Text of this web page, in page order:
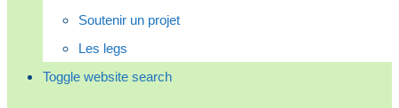
Soutenir un projet
Les legs
Toggle website search